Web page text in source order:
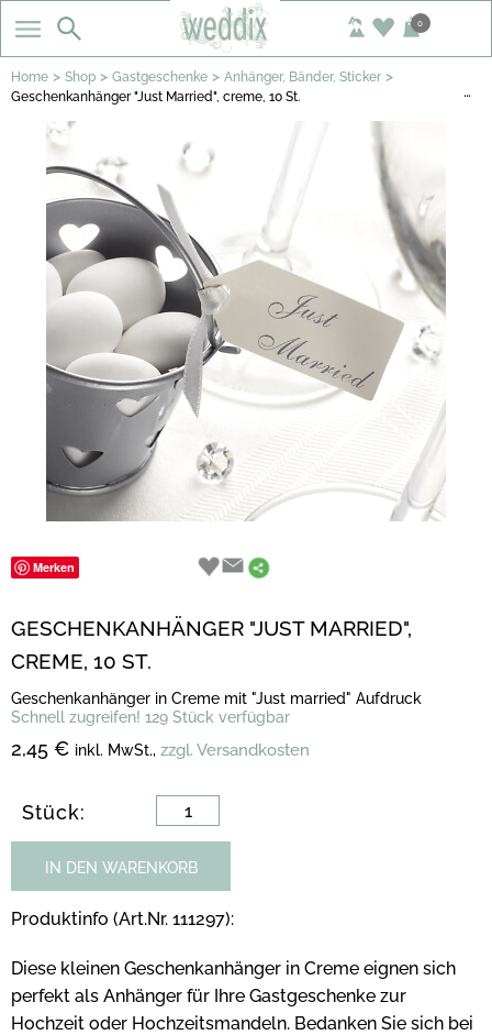
0
Home > Shop > Gastgeschenke > Anhänger, Bänder, Sticker >
Geschenkanhänger "Just Married", creme, 10 St. …
Merken
GESCHENKANHÄNGER "JUST MARRIED",
CREME, 10 ST.
Geschenkanhänger in Creme mit "Just married" Aufdruck
Schnell zugreifen! 129 Stück verfügbar
2,45 € inkl. MwSt., zzgl. Versandkosten
Stück:
IN DEN WARENKORB
Produktinfo (Art.Nr. 111297):
Diese kleinen Geschenkanhänger in Creme eignen sich
perfekt als Anhänger für Ihre Gastgeschenke zur
Hochzeit oder Hochzeitsmandeln. Bedanken Sie sich bei